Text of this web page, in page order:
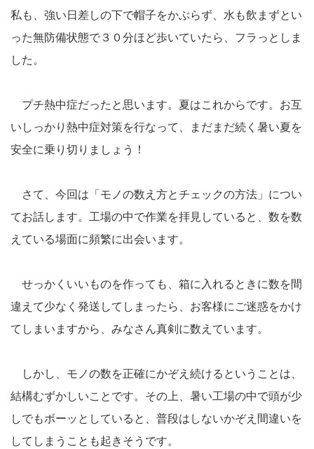
私も、強い日差しの下で帽子をかぶらず、水も飲まずとい
った無防備状態で３０分ほど歩いていたら、フラっとしま
した。
プチ熱中症だったと思います。夏はこれからです。お互
いしっかり熱中症対策を行なって、まだまだ続く暑い夏を
安全に乗り切りましょう！
さて、今回は「モノの数え方とチェックの方法」につい
てお話します。工場の中で作業を拝見していると、数を数
えている場面に頻繁に出会います。
せっかくいいものを作っても、箱に入れるときに数を間
違えて少なく発送してしまったら、お客様にご迷惑をかけ
てしまいますから、みなさん真剣に数えています。
しかし、モノの数を正確にかぞえ続けるということは、
結構むずかしいことです。その上、暑い工場の中で頭が少
しでもボーッとしていると、普段はしないかぞえ間違いを
してしまうことも起きそうです。